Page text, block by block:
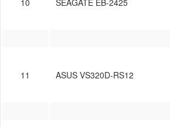
10 SEAGATE EB-2425
11 ASUS VS320D-RS12